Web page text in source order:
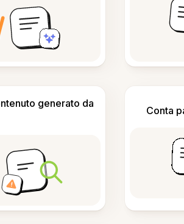
generato da
Conta